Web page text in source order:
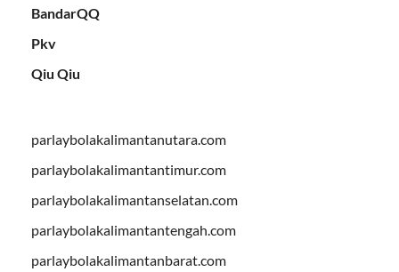
BandarQQ
Pkv
Qiu Qiu
parlaybolakalimantanutara.com
parlaybolakalimantantimur.com
parlaybolakalimantanselatan.com
parlaybolakalimantantengah.com
parlaybolakalimantanbarat.com